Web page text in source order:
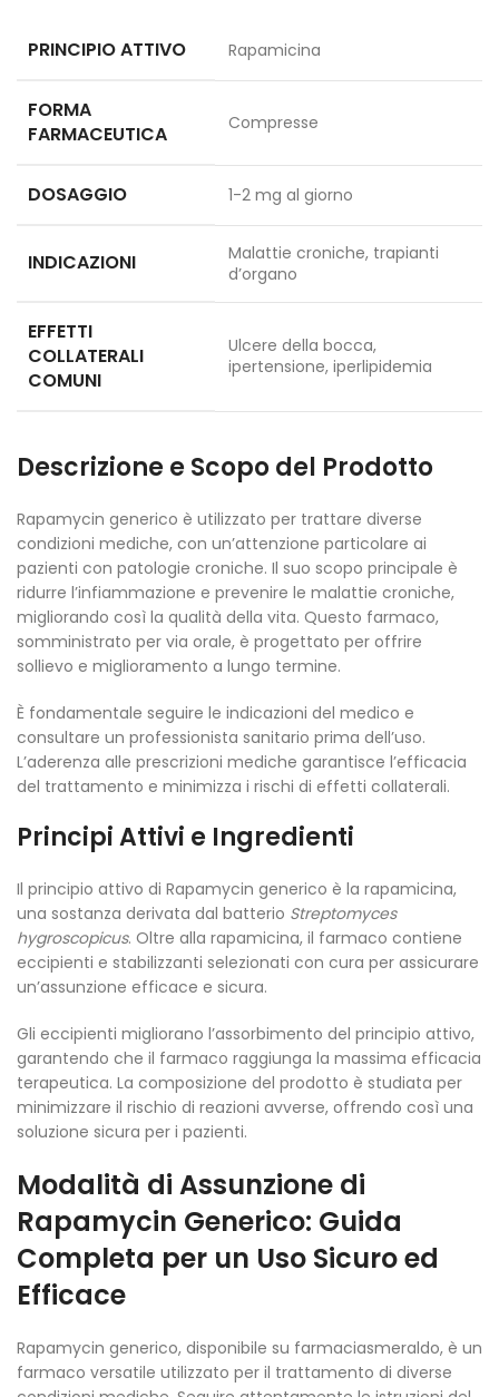
PRINCIPIO ATTIVO Rapamicina
FORMA
FARMACEUTICA
Compresse
DOSAGGIO 1-2 mg al giorno
INDICAZIONI
Malattie croniche, trapianti
d’organo
EFFETTI
COLLATERALI
COMUNI
Ulcere della bocca,
ipertensione, iperlipidemia
Descrizione e Scopo del Prodotto
Rapamycin generico è utilizzato per trattare diverse
condizioni mediche, con un’attenzione particolare ai
pazienti con patologie croniche. Il suo scopo principale è
ridurre l’infiammazione e prevenire le malattie croniche,
migliorando così la qualità della vita. Questo farmaco,
somministrato per via orale, è progettato per offrire
sollievo e miglioramento a lungo termine.
È fondamentale seguire le indicazioni del medico e
consultare un professionista sanitario prima dell’uso.
L’aderenza alle prescrizioni mediche garantisce l’efficacia
del trattamento e minimizza i rischi di effetti collaterali.
Principi Attivi e Ingredienti
Il principio attivo di Rapamycin generico è la rapamicina,
una sostanza derivata dal batterio Streptomyces
hygroscopicus. Oltre alla rapamicina, il farmaco contiene
eccipienti e stabilizzanti selezionati con cura per assicurare
un’assunzione efficace e sicura.
Gli eccipienti migliorano l’assorbimento del principio attivo,
garantendo che il farmaco raggiunga la massima efficacia
terapeutica. La composizione del prodotto è studiata per
minimizzare il rischio di reazioni avverse, offrendo così una
soluzione sicura per i pazienti.
Modalità di Assunzione di
Rapamycin Generico: Guida
Completa per un Uso Sicuro ed
Efficace
Rapamycin generico, disponibile su farmaciasmeraldo, è un
farmaco versatile utilizzato per il trattamento di diverse